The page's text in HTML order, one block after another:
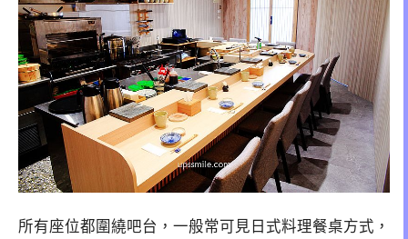
所有座位都圍繞吧台，一般常可見日式料理餐桌方式，